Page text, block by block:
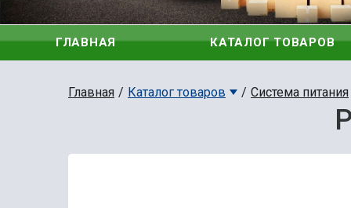
ГЛАВНАЯ КАТАЛОГ ТОВАРОВ
Главная Каталог товаров Система питания